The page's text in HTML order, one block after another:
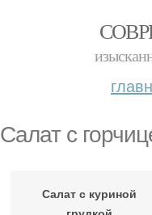
Салат с
Салат с куриной